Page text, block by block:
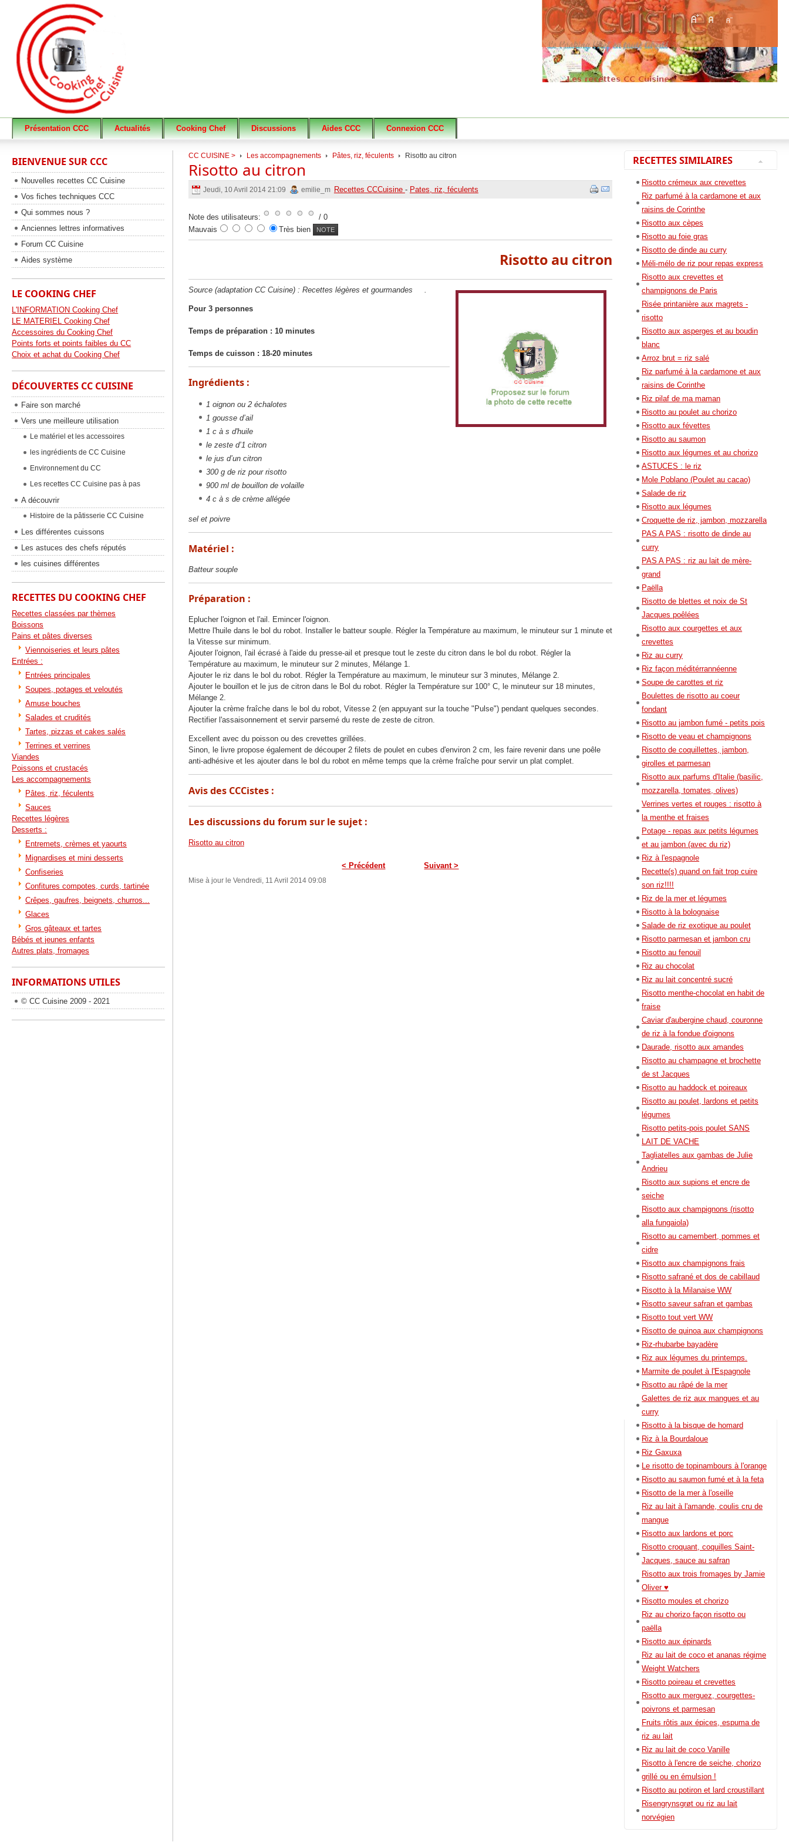
Présentation CCC Actualités Cooking Chef Discussions Aides CCC Connexion CCC
CC CUISINE > Les accompagnements Pâtes, riz, féculents Risotto au citron
Risotto au citron
Jeudi, 10 Avril 2014 21:09 emilie_m Recettes CCCuisine - Pates, riz, féculents
Note des utilisateurs:
/ 0
Mauvais
Très bien
Risotto au citron
Source (adaptation CC Cuisine) : Recettes légères et gourmandes
Pour 3 personnes
Temps de préparation : 10 minutes
Temps de cuisson : 18-20 minutes
Ingrédients :
1 oignon ou 2 échalotes
1 gousse d’ail
1 c à s d'huile
le zeste d’1 citron
le jus d’un citron
300 g de riz pour risotto
900 ml de bouillon de volaille
4 c à s de crème allégée
sel et poivre
Matériel :
Batteur souple
Préparation :
Eplucher l'oignon et l'ail. Emincer l'oignon.
Mettre l'huile dans le bol du robot. Installer le batteur souple. Régler la Température au maximum, le minuteur sur 1 minute et
la Vitesse sur minimum.
Ajouter l'oignon, l'ail écrasé à l'aide du presse-ail et presque tout le zeste du citron dans le bol du robot. Régler la
Température au maximum, le minuteur sur 2 minutes, Mélange 1.
Ajouter le riz dans le bol du robot. Régler la Température au maximum, le minuteur sur 3 minutes, Mélange 2.
Ajouter le bouillon et le jus de citron dans le Bol du robot. Régler la Température sur 100° C, le minuteur sur 18 minutes,
Mélange 2.
Ajouter la crème fraîche dans le bol du robot, Vitesse 2 (en appuyant sur la touche "Pulse") pendant quelques secondes.
Rectifier l'assaisonnement et servir parsemé du reste de zeste de citron.
Excellent avec du poisson ou des crevettes grillées.
Sinon, le livre propose également de découper 2 filets de poulet en cubes d'environ 2 cm, les faire revenir dans une poêle
anti-adhésive et les ajouter dans le bol du robot en même temps que la crème fraîche pour servir un plat complet.
Avis des CCCistes :
Les discussions du forum sur le sujet :
Risotto au citron
< Précédent Suivant >
Mise à jour le Vendredi, 11 Avril 2014 09:08
BIENVENUE SUR CCC
Nouvelles recettes CC Cuisine
Vos fiches techniques CCC
Qui sommes nous ?
Anciennes lettres informatives
Forum CC Cuisine
Aides système
LE COOKING CHEF
L'INFORMATION Cooking Chef
LE MATERIEL Cooking Chef
Accessoires du Cooking Chef
Points forts et points faibles du CC
Choix et achat du Cooking Chef
DÉCOUVERTES CC CUISINE
Faire son marché
Vers une meilleure utilisation
Le matériel et les accessoires
les ingrédients de CC Cuisine
Environnement du CC
Les recettes CC Cuisine pas à pas
A découvrir
Histoire de la pâtisserie CC Cuisine
Les différentes cuissons
Les astuces des chefs réputés
les cuisines différentes
RECETTES DU COOKING CHEF
Recettes classées par thèmes
Boissons
Pains et pâtes diverses
Viennoiseries et leurs pâtes
Entrées :
Entrées principales
Soupes, potages et veloutés
Amuse bouches
Salades et crudités
Tartes, pizzas et cakes salés
Terrines et verrines
Viandes
Poissons et crustacés
Les accompagnements
Pâtes, riz, féculents
Sauces
Recettes légères
Desserts :
Entremets, crèmes et yaourts
Mignardises et mini desserts
Confiseries
Confitures compotes, curds, tartinée
Crêpes, gaufres, beignets, churros...
Glaces
Gros gâteaux et tartes
Bébés et jeunes enfants
Autres plats, fromages
INFORMATIONS UTILES
© CC Cuisine 2009 - 2021
RECETTES SIMILAIRES
Risotto crémeux aux crevettes
Riz parfumé à la cardamone et aux
raisins de Corinthe
Risotto aux cèpes
Risotto au foie gras
Risotto de dinde au curry
Méli-mélo de riz pour repas express
Risotto aux crevettes et
champignons de Paris
Risée printanière aux magrets -
risotto
Risotto aux asperges et au boudin
blanc
Arroz brut = riz salé
Riz parfumé à la cardamone et aux
raisins de Corinthe
Riz pilaf de ma maman
Risotto au poulet au chorizo
Risotto aux févettes
Risotto au saumon
Risotto aux légumes et au chorizo
ASTUCES : le riz
Mole Poblano (Poulet au cacao)
Salade de riz
Risotto aux légumes
Croquette de riz, jambon, mozzarella
PAS A PAS : risotto de dinde au
curry
PAS A PAS : riz au lait de mère-
grand
Paëlla
Risotto de blettes et noix de St
Jacques poêlées
Risotto aux courgettes et aux
crevettes
Riz au curry
Riz façon méditérrannéenne
Soupe de carottes et riz
Boulettes de risotto au coeur
fondant
Risotto au jambon fumé - petits pois
Risotto de veau et champignons
Risotto de coquillettes, jambon,
girolles et parmesan
Risotto aux parfums d'Italie (basilic,
mozzarella, tomates, olives)
Verrines vertes et rouges : risotto à
la menthe et fraises
Potage - repas aux petits légumes
et au jambon (avec du riz)
Riz à l'espagnole
Recette(s) quand on fait trop cuire
son riz!!!!
Riz de la mer et légumes
Risotto à la bolognaise
Salade de riz exotique au poulet
Risotto parmesan et jambon cru
Risotto au fenouil
Riz au chocolat
Riz au lait concentré sucré
Risotto menthe-chocolat en habit de
fraise
Caviar d'aubergine chaud, couronne
de riz à la fondue d'oignons
Daurade, risotto aux amandes
Risotto au champagne et brochette
de st Jacques
Risotto au haddock et poireaux
Risotto au poulet, lardons et petits
légumes
Risotto petits-pois poulet SANS
LAIT DE VACHE
Tagliatelles aux gambas de Julie
Andrieu
Risotto aux supions et encre de
seiche
Risotto aux champignons (risotto
alla fungaiola)
Risotto au camembert, pommes et
cidre
Risotto aux champignons frais
Risotto safrané et dos de cabillaud
Risotto à la Milanaise WW
Risotto saveur safran et gambas
Risotto tout vert WW
Risotto de quinoa aux champignons
Riz-rhubarbe bayadère
Riz aux légumes du printemps.
Marmite de poulet à l'Espagnole
Risotto au râpé de la mer
Galettes de riz aux mangues et au
curry
Risotto à la bisque de homard
Riz à la Bourdaloue
Riz Gaxuxa
Le risotto de topinambours à l'orange
Risotto au saumon fumé et à la feta
Risotto de la mer à l'oseille
Riz au lait à l'amande, coulis cru de
mangue
Risotto aux lardons et porc
Risotto croquant, coquilles Saint-
Jacques, sauce au safran
Risotto aux trois fromages by Jamie
Oliver ♥
Risotto moules et chorizo
Riz au chorizo façon risotto ou
paëlla
Risotto aux épinards
Riz au lait de coco et ananas régime
Weight Watchers
Risotto poireau et crevettes
Risotto aux merguez, courgettes-
poivrons et parmesan
Fruits rôtis aux épices, espuma de
riz au lait
Riz au lait de coco Vanille
Risotto à l'encre de seiche, chorizo
grillé ou en émulsion !
Risotto au potiron et lard croustillant
Risengrynsgrøt ou riz au lait
norvégien